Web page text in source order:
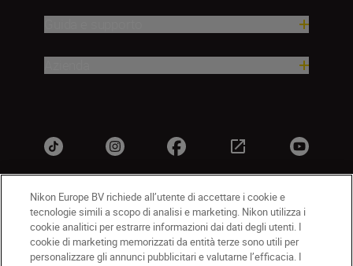
IT Nikon Sites
Contattateci
Informativa sulla privacy
Termini di utilizzo
Informativa sui cookie
Nikon Europe BV richiede all’utente di accettare i cookie e
tecnologie simili a scopo di analisi e marketing. Nikon utilizza i
cookie analitici per estrarre informazioni dai dati degli utenti. I
cookie di marketing memorizzati da entità terze sono utili per
personalizzare gli annunci pubblicitari e valutarne l’efficacia. I